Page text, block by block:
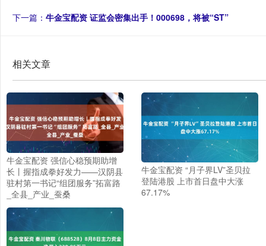
下一篇： 牛金宝配资 证监会密集出手！000698，将被“ST”
相关文章
牛金宝配资 强信心稳预期助增
长丨握指成拳好发力——汉阴县
驻村第一书记“组团服务”拓富路
_全县_产业_蚕桑
牛金宝配资 “月子界LV”圣贝拉
登陆港股 上市首日盘中大涨
67.17%